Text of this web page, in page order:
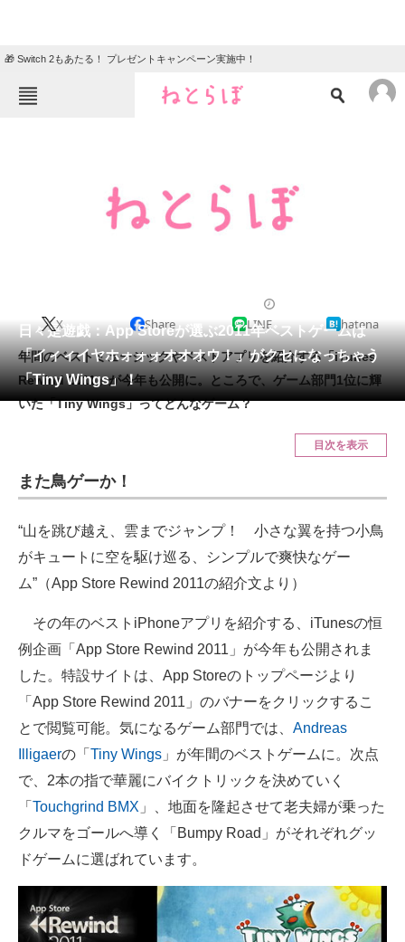
🎁 Switch 2もあたる！ プレゼントキャンペーン実施中！
クイズ
地域
会員記事
メディア
注目記事を集めた総合ページ
スマホと通信の最新トレンド
進化するPCとデバイスの未来
好きが集まる 比べて選べる
企業ITのトレンドを詳説
マーケ×ITの今がよく分かる
企業向けIT製品の総合サイト
製造業のIT導入・活用を支援
日々是遊戯：App Storeが選ぶ2011年ベストゲームは
「イィィイヤホォォォオオオウ！」がクセになっちゃう
「Tiny Wings」！
X Share LINE hatena
年間のベストミュージックやベストアプリを紹介する「iTunes
Rewind 2011」が今年も公開に。ところで、ゲーム部門1位に輝
いた「Tiny Wings」ってどんなゲーム？
目次を表示
また鳥ゲーか！
“山を跳び越え、雲までジャンプ！ 小さな翼を持つ小鳥
がキュートに空を駆け巡る、シンプルで爽快なゲー
ム”（App Store Rewind 2011の紹介文より）
その年のベストiPhoneアプリを紹介する、iTunesの恒
例企画「App Store Rewind 2011」が今年も公開されま
した。特設サイトは、App Storeのトップページより
「App Store Rewind 2011」のバナーをクリックするこ
とで閲覧可能。気になるゲーム部門では、 Andreas
Illigaerの「 Tiny Wings 」が年間のベストゲームに。次点
で、2本の指で華麗にバイクトリックを決めていく
「 Touchgrind BMX 」、地面を隆起させて老夫婦が乗った
クルマをゴールへ導く「Bumpy Road」がそれぞれグッ
ドゲームに選ばれています。